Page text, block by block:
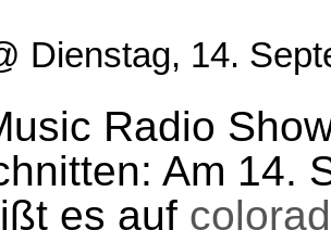
Dienstag, 14.
Radio
Am 14.
es auf